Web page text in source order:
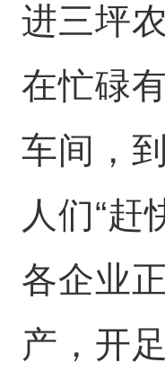
进三坪
在忙碌
车间，
人们“赶
各企业
产，开